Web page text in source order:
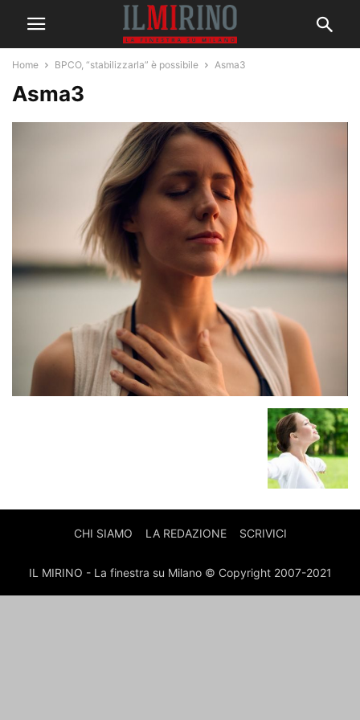
Home BPCO, “stabilizzarla” è possibile Asma3
Asma3
CHI SIAMO LA REDAZIONE SCRIVICI
IL MIRINO - La finestra su Milano © Copyright 2007-2021